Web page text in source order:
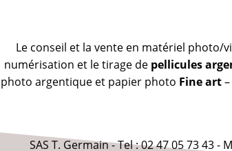
Le conseil et la vente en matériel photo/
numérisation et le tirage de pellicules
photo argentique et papier photo Fine art–
SAS T. Germain - Tel : 02 47 05 73 43